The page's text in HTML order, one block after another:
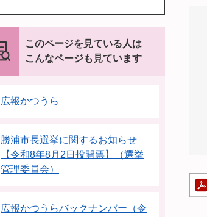
このページを見ている人は
こんなページも見ています
広報かつうら
勝浦市長選挙に関するお知らせ
【令和8年8月2日投開票】（選挙
管理委員会）
広報かつうらバックナンバー（令